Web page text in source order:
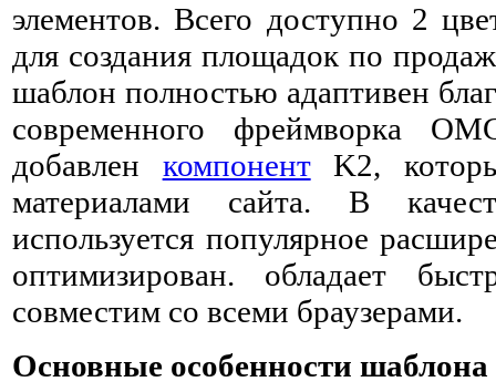
элементов. Всего доступно 2
для создания площадок по
шаблон полностью адаптивен
современного фреймворка
добавлен компонентK2,
материалами сайта. В
используется популярное
оптимизирован. обладает
совместим со всеми браузерами.
Основные особенности